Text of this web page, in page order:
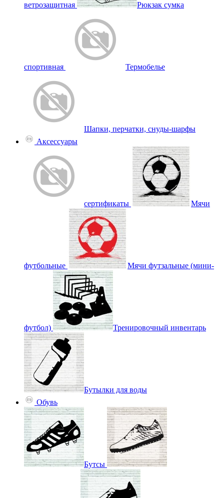
ветрозащитная Рюкзак сумка
спортивная Термобелье
Шапки, перчатки, снуды-шарфы
Аксессуары
сертификаты Мячи
футбольные Мячи футзальные (мини-
футбол) Тренировочный инвентарь
Бутылки для воды
Обувь
Бутсы